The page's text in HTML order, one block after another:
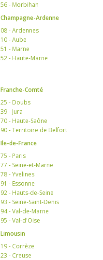
56 - Morbihan
Champagne-Ardenne
08 - Ardennes
10 - Aube
51 - Marne
52 - Haute-Marne
Franche-Comté
25 - Doubs
39 - Jura
70 - Haute-Saône
90 - Territoire de Belfort
Ile-de-France
75 - Paris
77 - Seine-et-Marne
78 - Yvelines
91 - Essonne
92 - Hauts-de-Seine
93 - Seine-Saint-Denis
94 - Val-de-Marne
95 - Val-d'Oise
Limousin
19 - Corrèze
23 - Creuse